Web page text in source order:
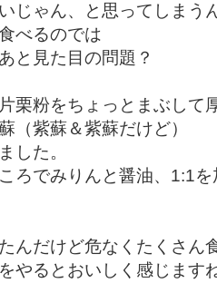
じゃん、と思ってしまう
べるのでは
と見た目の問題？
栗粉をちょっとまぶして
（紫蘇＆紫蘇だけど）
した。
ろでみりんと醤油、1:1
んだけど危なくたくさん
やるとおいしく感じます